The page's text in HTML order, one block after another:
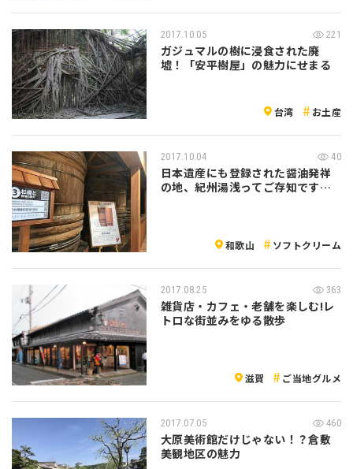
2017.10.05 221
ガジュマルの樹に浸食された廃
墟！「安平樹屋」の魅力にせまる
台湾 お土産
2017.10.04 40
日本遺産にも登録された醤油発祥
の地、紀州湯浅ってご存知です
和歌山 ソフトクリーム
2017.08.25 363
雑貨店・カフェ・老舗を楽しむ!レ
トロな街並みをゆる散歩
滋賀 ご当地グルメ
2017.07.05 460
大原美術館だけじゃない！？倉敷
美観地区の魅力